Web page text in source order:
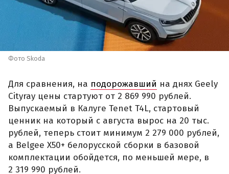
Фото Skoda
Для сравнения, на подорожавший на днях Geely
Cityray цены стартуют от 2 869 990 рублей.
Выпускаемый в Калуге Tenet T4L, стартовый
ценник на который с августа вырос на 20 тыс.
рублей, теперь стоит минимум 2 279 000 рублей,
а Belgee X50+ белорусской сборки в базовой
комплектации обойдется, по меньшей мере, в
2 319 990 рублей.